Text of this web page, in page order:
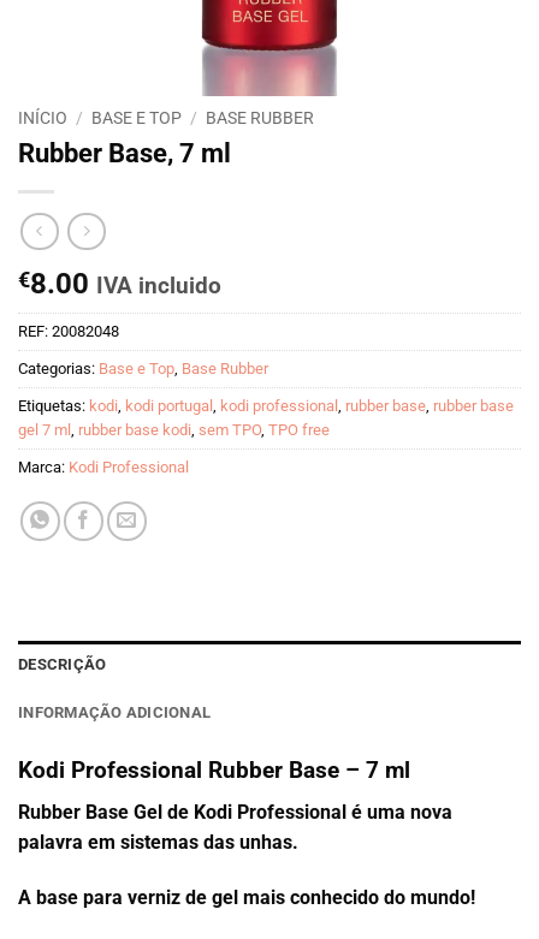
INÍCIO / BASE E TOP / BASE RUBBER
Rubber Base, 7 ml
€8.00 IVA incluido
REF: 20082048
Categorias: Base e Top, Base Rubber
Etiquetas: kodi, kodi portugal , kodi professional , rubber base, rubber base
gel 7 ml , rubber base kodi, sem TPO, TPO free
Marca: Kodi Professional
DESCRIÇÃO
INFORMAÇÃO ADICIONAL
Kodi Professional Rubber Base – 7 ml
Rubber Base Gel de Kodi Professional é uma nova
palavra em sistemas das unhas.
A base para verniz de gel mais conhecido do mundo!